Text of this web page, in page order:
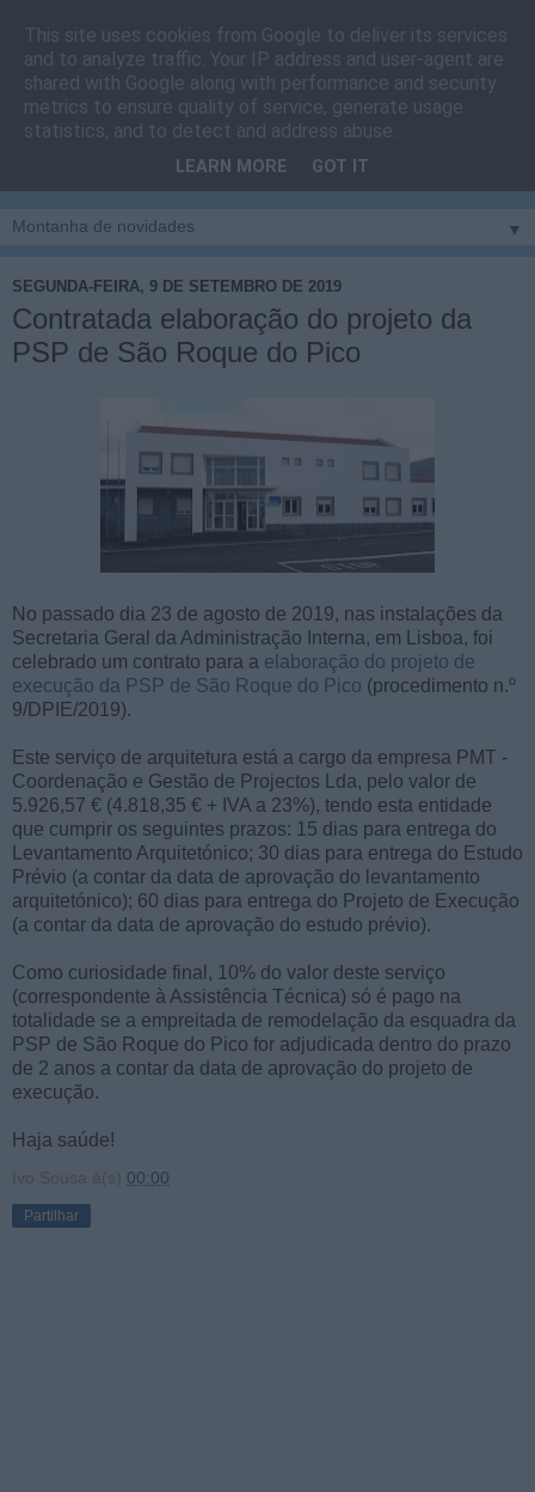
Cais do Pico
Blog sobre um pouco de tudo relacionado com a ilha
vila e ao concelho de São Roque do Pico
▼
SEGUNDA-FEIRA, 9 DE SETEMBRO DE 2019
Contratada elaboração do projeto da
PSP de São Roque do Pico
No passado dia 23 de agosto de 2019, nas instalações da
Secretaria Geral da Administração Interna, em Lisboa, foi
celebrado um contrato para a elaboração do projeto de
execução da PSP de São Roque do Pico (procedimento n.º
9/DPIE/2019).
Este serviço de arquitetura está a cargo da empresa PMT -
Coordenação e Gestão de Projectos Lda, pelo valor de
5.926,57 € (4.818,35 € + IVA a 23%), tendo esta entidade
que cumprir os seguintes prazos: 15 dias para entrega do
Levantamento Arquitetónico; 30 dias para entrega do Estudo
Prévio (a contar da data de aprovação do levantamento
arquitetónico); 60 dias para entrega do Projeto de Execução
(a contar da data de aprovação do estudo prévio).
Como curiosidade final, 10% do valor deste serviço
(correspondente à Assistência Técnica) só é pago na
totalidade se a empreitada de remodelação da esquadra da
PSP de São Roque do Pico for adjudicada dentro do prazo
de 2 anos a contar da data de aprovação do projeto de
execução.
Haja saúde!
Ivo Sousa à(s) 00:00
Partilhar
This site uses cookies from Google to deliver its services
and to analyze traffic. Your IP address and user-agent are
shared with Google along with performance and security
metrics to ensure quality of service, generate usage
statistics, and to detect and address abuse.
LEARN MORE GOT IT